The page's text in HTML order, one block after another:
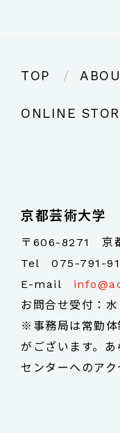
TOP
ONLINE
京都芸術大学
〒606-8271 京
Tel075-791-
E-mail
お問合せ受付：
※事務局は常勤体
がございます。あ
センターへのアク